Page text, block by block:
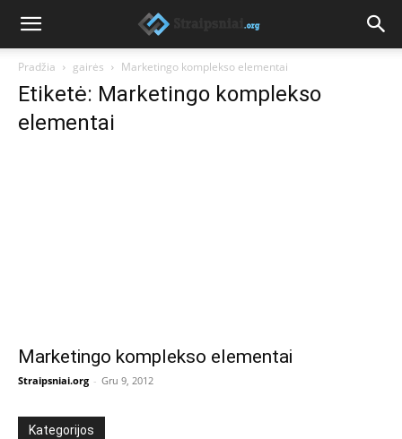
Pradžia gairės Marketingo komplekso elementai
Etiketė: Marketingo komplekso
elementai
Marketingo komplekso elementai
Straipsniai.org - Gru 9, 2012
Kategorijos